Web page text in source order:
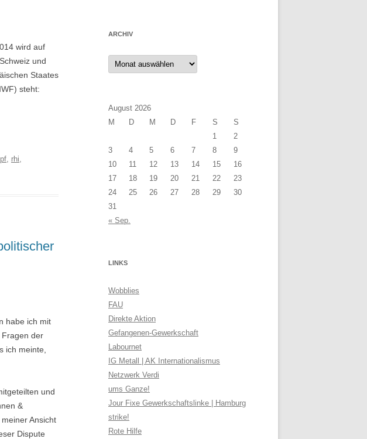
wird auf
und
Staates
steht:
, rhi,
habe ich mit
Fragen der
ich meinte,
und
&
Ansicht
Dispute
ARCHIV
Archiv
August 2026
M
D M D F S
S
1
2
3
4 5 6 7 8
9
10
11 12 13 14 15
16
17
18 19 20 21 22
23
24
25 26 27 28 29
30
31
« Sep.
LINKS
Wobblies
FAU
Direkte Aktion
Gefangenen-Gewerkschaft
Labournet
IG Metall | AK Internationalismus
Netzwerk Verdi
ums Ganze!
Jour Fixe Gewerkschaftslinke | Hamburg
strike!
Rote Hilfe